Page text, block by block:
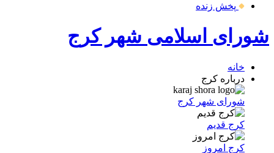
پخش زنده
شورای اسلامی شهر کرج
خانه
درباره کرج
شورای شهر کرج
کرج قدیم
کرج امروز